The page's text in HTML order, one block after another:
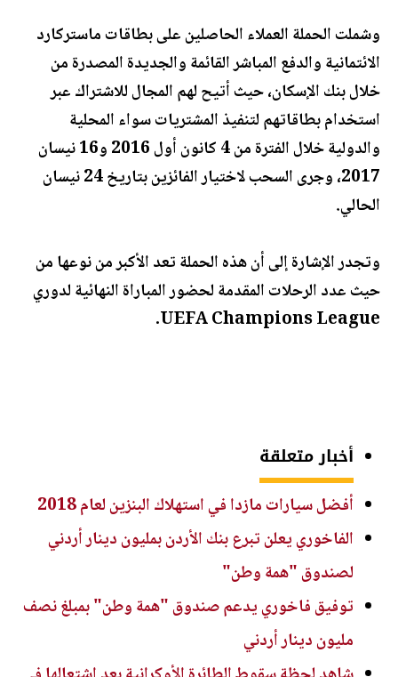
وشملت الحملة العملاء الحاصلين على بطاقات ماستركارد
الائتمانية والدفع المباشر القائمة والجديدة المصدرة من
خلال بنك الإسكان، حيث أتيح لهم المجال للاشتراك عبر
استخدام بطاقاتهم لتنفيذ المشتريات سواء المحلية
والدولية خلال الفترة من 4 كانون أول 2016 و16 نيسان
2017، وجرى السحب لاختيار الفائزين بتاريخ 24 نيسان
الحالي.
وتجدر الإشارة إلى أن هذه الحملة تعد الأكبر من نوعها من
حيث عدد الرحلات المقدمة لحضور المباراة النهائية لدوري
UEFA Champions League.
أخبار متعلقة
أفضل سيارات مازدا في استهلاك البنزين لعام 2018
الفاخوري يعلن تبرع بنك الأردن بمليون دينار أردني
لصندوق "همة وطن"
توفيق فاخوري يدعم صندوق "همة وطن" بمبلغ نصف
مليون دينار أردني